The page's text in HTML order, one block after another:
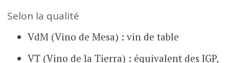
Selon la qualité
VdM (Vino de Mesa) : vin de table
VT (Vino de la Tierra) : équivalent des IGP,